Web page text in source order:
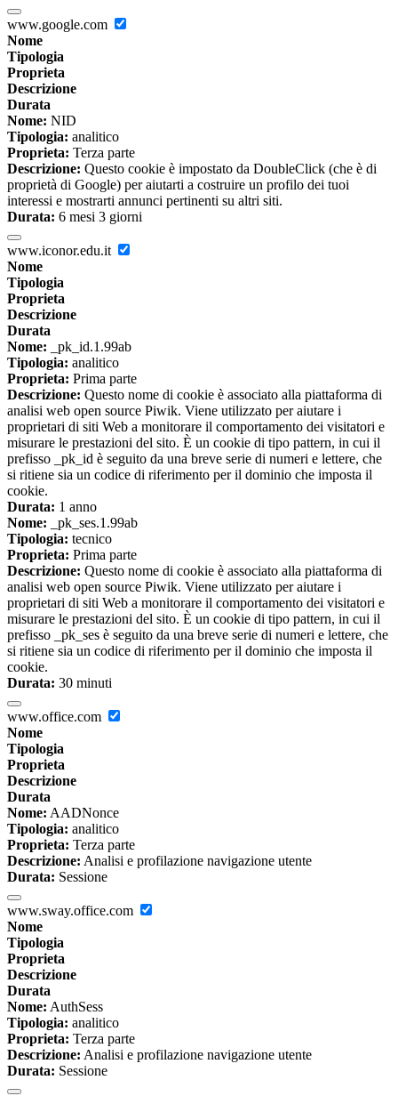
www.google.com
Nome
Tipologia
Proprieta
Descrizione
Durata
Nome: NID
Tipologia: analitico
Proprieta: Terza parte
Descrizione: Questo cookie è impostato da DoubleClick (che è di
proprietà di Google) per aiutarti a costruire un profilo dei tuoi
interessi e mostrarti annunci pertinenti su altri siti.
Durata: 6 mesi 3 giorni
www.iconor.edu.it
Nome
Tipologia
Proprieta
Descrizione
Durata
Nome: _pk_id.1.99ab
Tipologia: analitico
Proprieta: Prima parte
Descrizione: Questo nome di cookie è associato alla piattaforma di
analisi web open source Piwik. Viene utilizzato per aiutare i
proprietari di siti Web a monitorare il comportamento dei visitatori e
misurare le prestazioni del sito. È un cookie di tipo pattern, in cui il
prefisso _pk_id è seguito da una breve serie di numeri e lettere, che
si ritiene sia un codice di riferimento per il dominio che imposta il
cookie.
Durata: 1 anno
Nome: _pk_ses.1.99ab
Tipologia: tecnico
Proprieta: Prima parte
Descrizione: Questo nome di cookie è associato alla piattaforma di
analisi web open source Piwik. Viene utilizzato per aiutare i
proprietari di siti Web a monitorare il comportamento dei visitatori e
misurare le prestazioni del sito. È un cookie di tipo pattern, in cui il
prefisso _pk_ses è seguito da una breve serie di numeri e lettere, che
si ritiene sia un codice di riferimento per il dominio che imposta il
cookie.
Durata: 30 minuti
www.office.com
Nome
Tipologia
Proprieta
Descrizione
Durata
Nome: AADNonce
Tipologia: analitico
Proprieta: Terza parte
Descrizione: Analisi e profilazione navigazione utente
Durata: Sessione
www.sway.office.com
Nome
Tipologia
Proprieta
Descrizione
Durata
Nome: AuthSess
Tipologia: analitico
Proprieta: Terza parte
Descrizione: Analisi e profilazione navigazione utente
Durata: Sessione